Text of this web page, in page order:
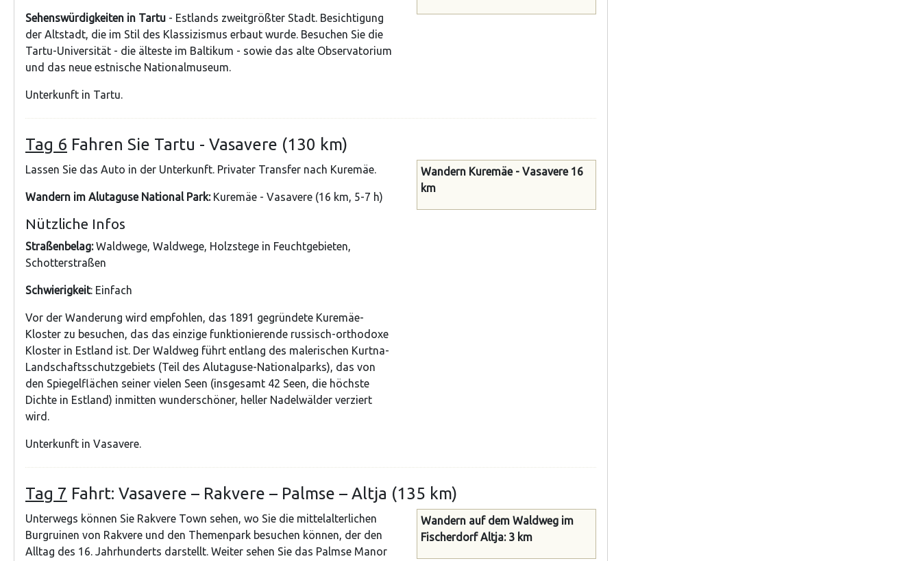
Sehenswürdigkeiten in Tartu - Estlands zweitgrößter Stadt. Besichtigung
der Altstadt, die im Stil des Klassizismus erbaut wurde. Besuchen Sie die
Tartu-Universität - die älteste im Baltikum - sowie das alte Observatorium
und das neue estnische Nationalmuseum.
Unterkunft in Tartu.
Tag 6 Fahren Sie Tartu - Vasavere (130 km)
Lassen Sie das Auto in der Unterkunft. Privater Transfer nach Kuremäe.
Wandern im Alutaguse National Park:Kuremäe - Vasavere (16 km, 5-7 h)
Nützliche Infos
Straßenbelag:Waldwege, Waldwege, Holzstege in Feuchtgebieten,
Schotterstraßen
Schwierigkeit: Einfach
Vor der Wanderung wird empfohlen, das 1891 gegründete Kuremäe-
Kloster zu besuchen, das das einzige funktionierende russisch-orthodoxe
Kloster in Estland ist. Der Waldweg führt entlang des malerischen Kurtna-
Landschaftsschutzgebiets (Teil des Alutaguse-Nationalparks), das von
den Spiegelflächen seiner vielen Seen (insgesamt 42 Seen, die höchste
Dichte in Estland) inmitten wunderschöner, heller Nadelwälder verziert
wird.
Unterkunft in Vasavere.
Wandern Kuremäe - Vasavere 16
km
Tag 7 Fahrt: Vasavere – Rakvere – Palmse – Altja (135 km)
Unterwegs können Sie Rakvere Town sehen, wo Sie die mittelalterlichen
Burgruinen von Rakvere und den Themenpark besuchen können, der den
Alltag des 16. Jahrhunderts darstellt. Weiter sehen Sie das Palmse Manor
Wandern auf dem Waldweg im
Fischerdorf Altja: 3 km